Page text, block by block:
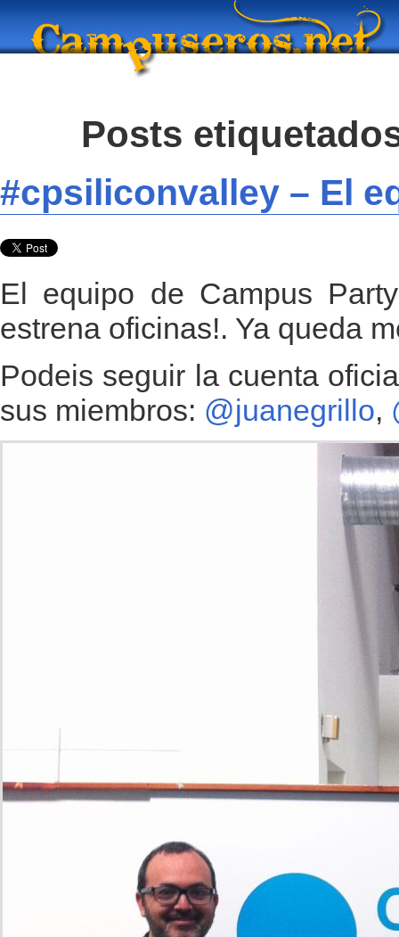
Posts
#cpsiliconvalley – El
El equipo de Campus
estrena oficinas!. Ya queda
Podeis seguir la cuenta
sus miembros: @juanegrillo,